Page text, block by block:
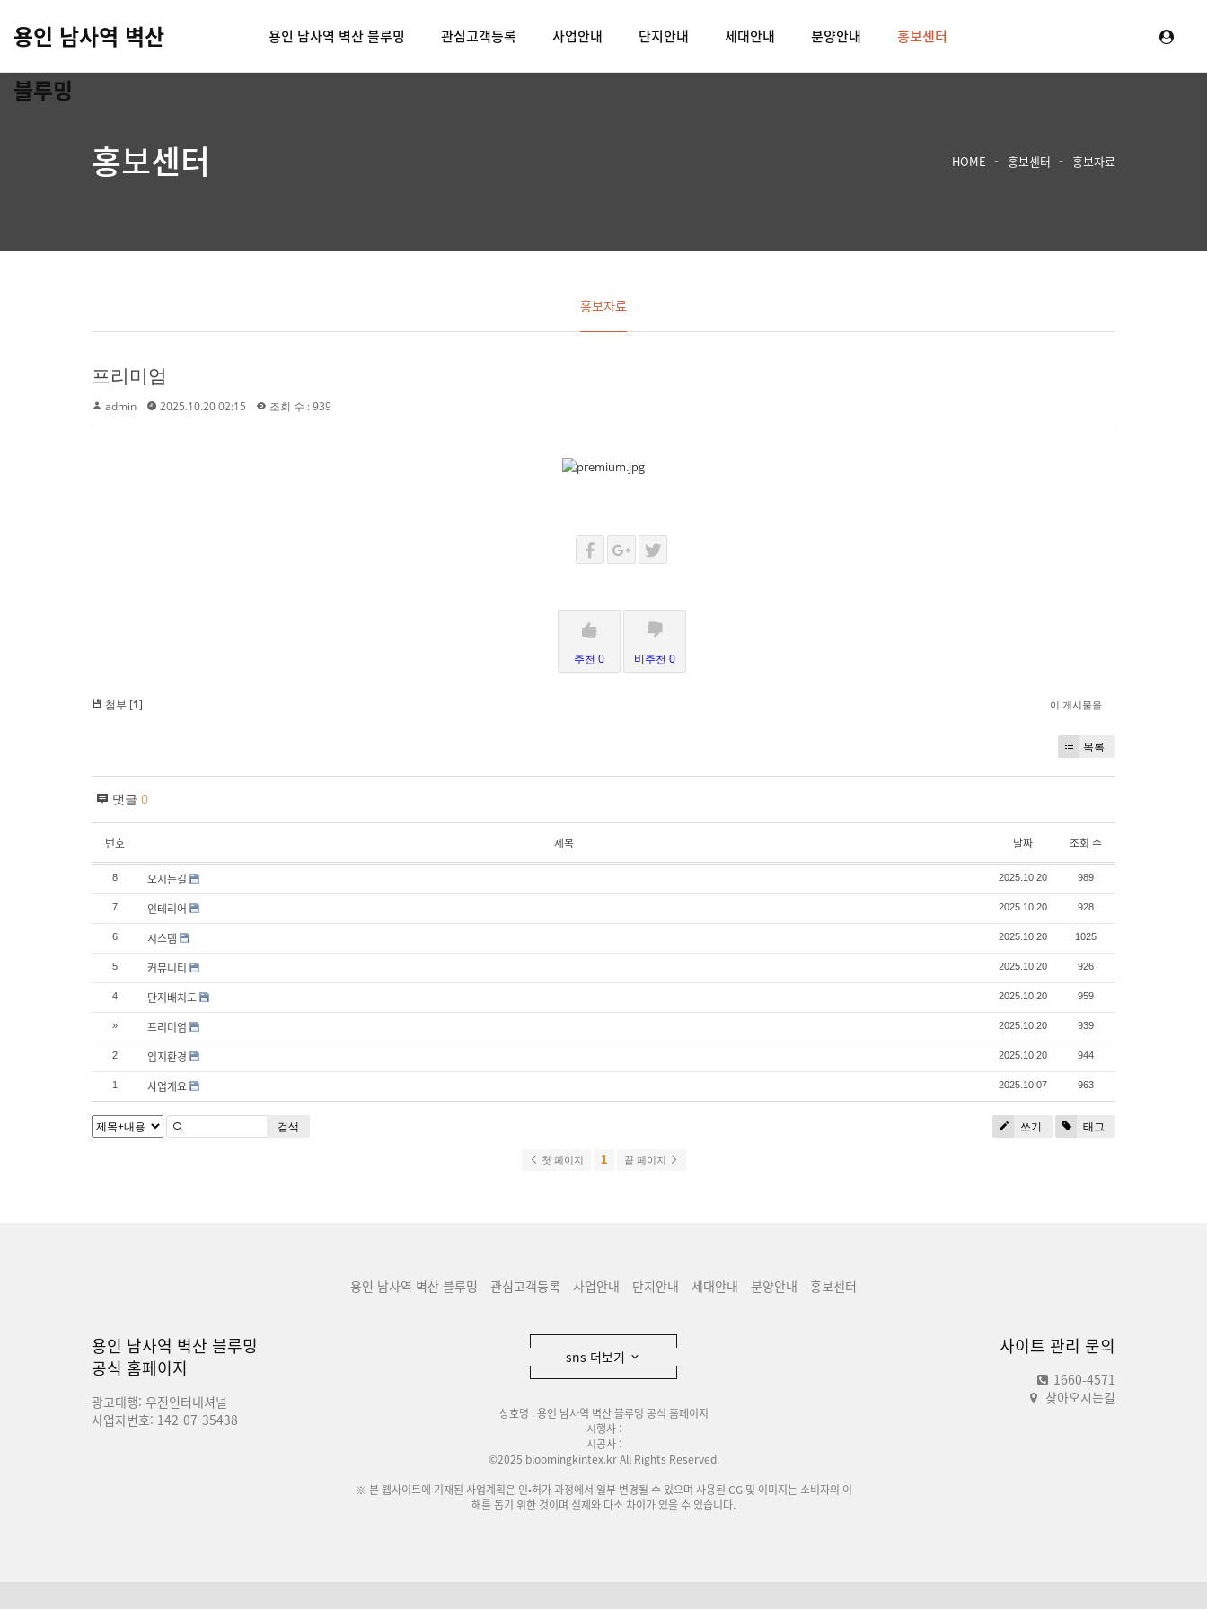
용인 남사역 벽산
블루밍
용인 남사역 벽산 블루밍 관심고객등록 사업안내 단지안내 세대안내 분양안내 홍보센터
홍보센터 HOME 홍보센터 홍보자료
홍보자료
프리미엄
admin 2025.10.20 02:15 조회 수 : 939
추천 0 비추천 0
첨부 [1] 이 게시물을
목록
댓글 0
번호 제목 날짜 조회 수
8 오시는길 2025.10.20 989
7 인테리어 2025.10.20 928
6 시스템 2025.10.20 1025
5 커뮤니티 2025.10.20 926
4 단지배치도 2025.10.20 959
» 프리미엄 2025.10.20 939
2 입지환경 2025.10.20 944
1 사업개요 2025.10.07 963
쓰기 태그
검색
첫 페이지 1 끝 페이지
용인 남사역 벽산 블루밍 관심고객등록 사업안내 단지안내 세대안내 분양안내 홍보센터
용인 남사역 벽산 블루밍
공식 홈페이지
광고대행: 우진인터내셔널
사업자번호: 142-07-35438
사이트 관리 문의
1660-4571
찾아오시는길
sns 더보기
상호명 : 용인 남사역 벽산 블루밍 공식 홈페이지
시행사 :
시공사 :
©2025 bloomingkintex.kr All Rights Reserved.
※ 본 웹사이트에 기재된 사업계획은 인•허가 과정에서 일부 변경될 수 있으며 사용된 CG 및 이미지는 소비자의 이
해를 돕기 위한 것이며 실제와 다소 차이가 있을 수 있습니다.